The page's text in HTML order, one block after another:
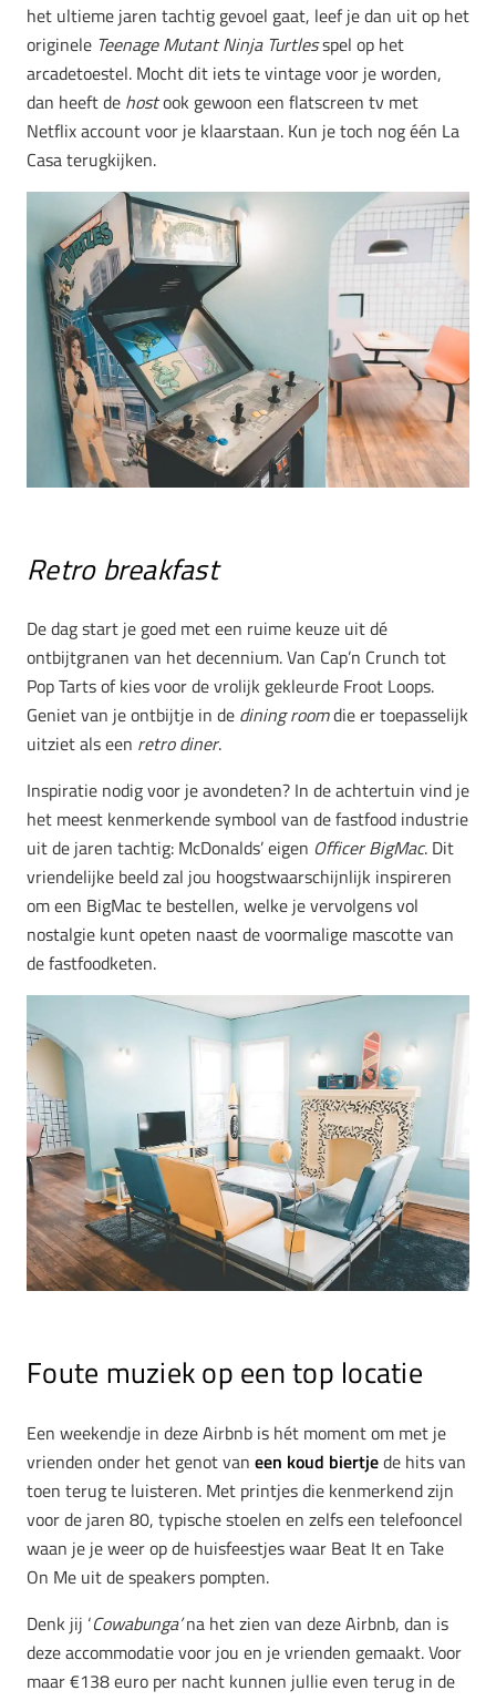
het ultieme jaren tachtig gevoel gaat, leef je dan uit op het
originele Teenage Mutant Ninja Turtlesspel op het
arcadetoestel. Mocht dit iets te vintage voor je worden,
dan heeft de hostook gewoon een flatscreen tv met
Netflix account voor je klaarstaan. Kun je toch nog één La
Casa terugkijken.
Retro breakfast
De dag start je goed met een ruime keuze uit dé
ontbijtgranen van het decennium. Van Cap’n Crunch tot
Pop Tarts of kies voor de vrolijk gekleurde Froot Loops.
Geniet van je ontbijtje in de dining roomdie er toepasselijk
uitziet als een retro diner.
Inspiratie nodig voor je avondeten? In de achtertuin vind je
het meest kenmerkende symbool van de fastfood industrie
uit de jaren tachtig: McDonalds’ eigen Officer BigMac. Dit
vriendelijke beeld zal jou hoogstwaarschijnlijk inspireren
om een BigMac te bestellen, welke je vervolgens vol
nostalgie kunt opeten naast de voormalige mascotte van
de fastfoodketen.
Foute muziek op een top locatie
Een weekendje in deze Airbnb is hét moment om met je
vrienden onder het genot van een koud biertjede hits van
toen terug te luisteren. Met printjes die kenmerkend zijn
voor de jaren 80, typische stoelen en zelfs een telefooncel
waan je je weer op de huisfeestjes waar Beat It en Take
On Me uit de speakers pompten.
Denk jij ‘Cowabunga’na het zien van deze Airbnb, dan is
deze accommodatie voor jou en je vrienden gemaakt. Voor
maar €138 euro per nacht kunnen jullie even terug in de